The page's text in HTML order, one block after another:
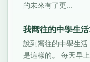
的未來有了更...
我嚮往的中學生
說到嚮往的中學生
是這樣的。 每天早